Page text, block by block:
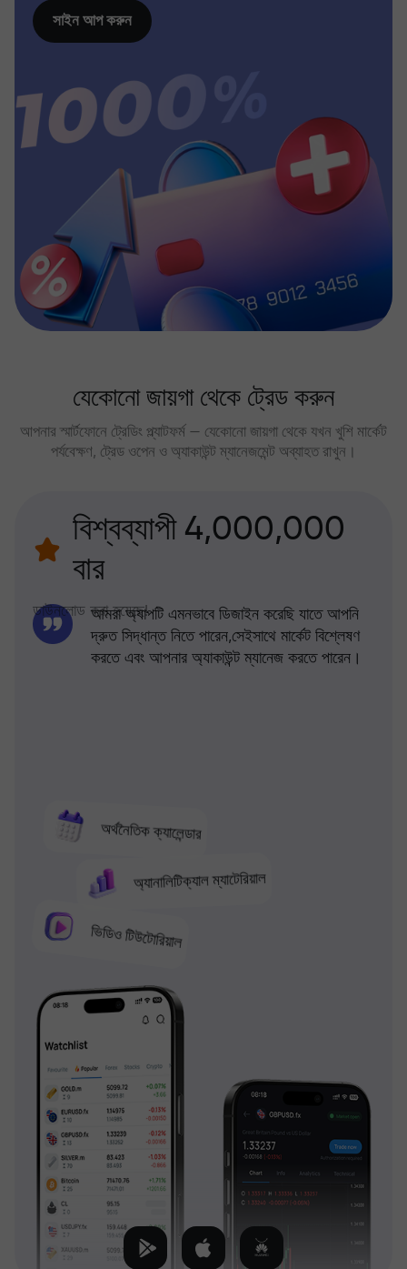
সাইন আপ করুন
যেকোনো জায়গা থেকে ট্রেড করুন
আপনার স্মার্টফোনে ট্রেডিং প্ল্যাটফর্ম — যেকোনো জায়গা থেকে যখন খুশি মার্কেট
পর্যবেক্ষণ, ট্রেড ওপেন ও অ্যাকাউন্ট ম্যানেজমেন্ট অব্যাহত রাখুন।
বিশ্বব্যাপী 4,000,000
বার
ডাউনলোড করা হয়েছে!
অর্থনৈতিক ক্যালেন্ডার
অ্যানালিটিক্যাল ম্যাটেরিয়াল
ভিডিও টিউটোরিয়াল
আমরা অ্যাপটি এমনভাবে ডিজাইন করেছি যাতে আপনি
দ্রুত সিদ্ধান্ত নিতে পারেন,সেইসাথে মার্কেট বিশ্লেষণ
করতে এবং আপনার অ্যাকাউন্ট ম্যানেজ করতে পারেন।